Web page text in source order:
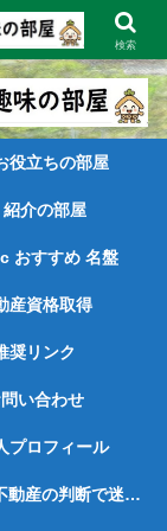
てる情報を発信しま
役立ちの部屋
紹介の部屋
おすすめ 名盤
産資格取得
奨リンク
い合わせ
プロフィール
住まい・不動産の判断で迷っている方へ ― 売られずに、考えを整理したい方のために ―
検索